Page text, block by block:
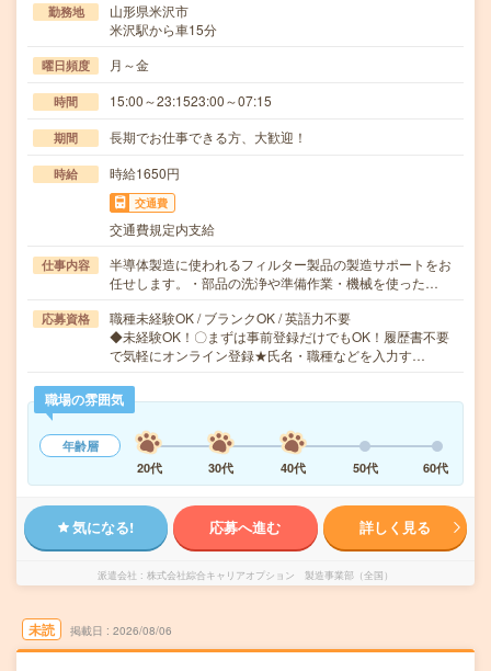
勤務地
山形県米沢市
米沢駅から車15分
曜日頻度 月～金
時間 15:00～23:1523:00～07:15
期間 長期でお仕事できる方、大歓迎！
時給 時給1650円
交通費
交通費規定内支給
仕事内容
半導体製造に使われるフィルター製品の製造サポートをお
任せします。・部品の洗浄や準備作業・機械を使った…
応募資格
職種未経験OK / ブランクOK / 英語力不要
◆未経験OK！〇まずは事前登録だけでもOK！履歴書不要
で気軽にオンライン登録★氏名・職種などを入力す…
職場の雰囲気
年齢層
20代
30代 40代 50代 60代
気になる! 応募へ進む 詳しく見る
派遣会社 株式会社綜合キャリアオプション 製造事業部（全国）
未読 掲載日 2026/08/06